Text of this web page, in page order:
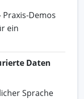
Demos
ein
Daten
Sprache